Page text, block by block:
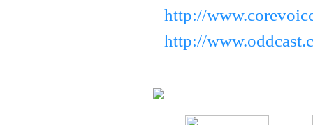
http://
http://